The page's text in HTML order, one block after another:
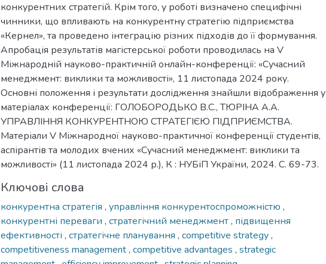
конкурентних стратегій. Крім того, у роботі визначено специфічні
чинники, що впливають на конкурентну стратегію підприємства
«Кернел», та проведено інтеграцію різних підходів до її формування.
Апробація результатів магістерської роботи проводилась на V
Міжнародній науково-практичній онлайн-конференції: «Сучасний
менеджмент: виклики та можливості», 11 листопада 2024 року.
Основні положення і результати дослідження знайшли відображення у
матеріалах конференції: ГОЛОБОРОДЬКО В.С., ТЮРІНА А.А.
УПРАВЛІННЯ КОНКУРЕНТНОЮ СТРАТЕГІЄЮ ПІДПРИЄМСТВА.
Матеріали V Міжнародної науково-практичної конференції студентів,
аспірантів та молодих вчених «Сучасний менеджмент: виклики та
можливості» (11 листопада 2024 р.), К : НУБіП України, 2024. С. 69-73.
Ключові слова
конкурентна стратегія , управління конкурентоспроможністю ,
конкурентні переваги , стратегічний менеджмент, підвищення
ефективності , стратегічне планування , competitive strategy,
competitiveness management, competitive advantages , strategic